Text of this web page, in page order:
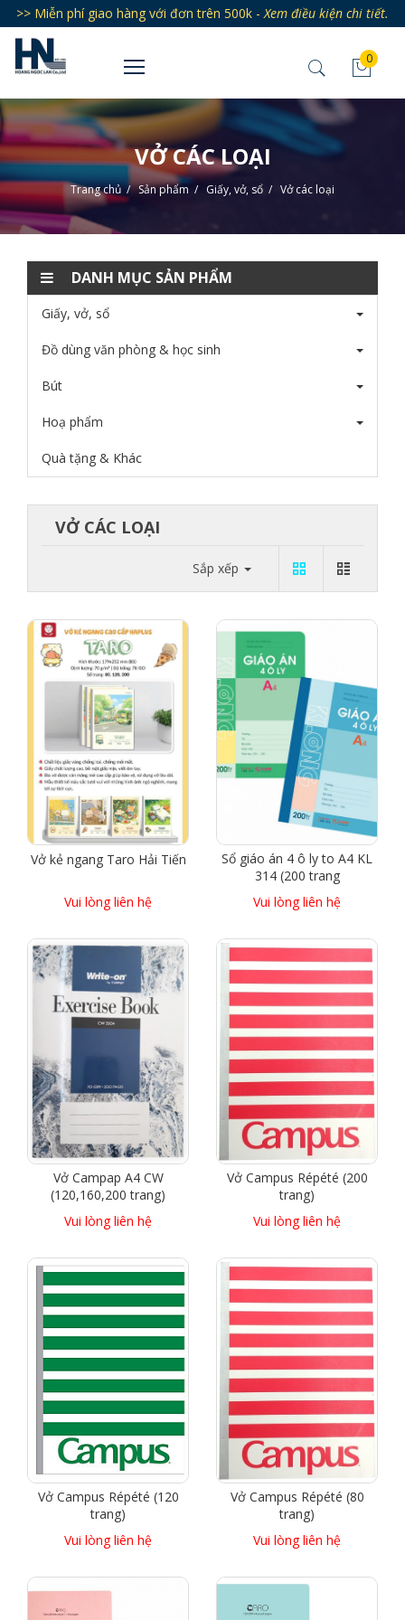
>> Miễn phí giao hàng với đơn trên 500k -Xem điều kiện chi tiết.
0
VỞ CÁC LOẠI
Trang chủ/Sản phẩm / Giấy, vở, sổ / Vở các loại
DANH MỤC SẢN PHẨM
Giấy, vở, sổ
Đồ dùng văn phòng & học sinh
Bút
Hoạ phẩm
Quà tặng & Khác
VỞ CÁC LOẠI
Sắp xếp
Vở kẻ ngang Taro Hải Tiến
Vui lòng liên hệ
Sổ giáo án 4 ô ly to A4 KL
314 (200 trang
Vui lòng liên hệ
Vở Campap A4 CW
(120,160,200 trang)
Vui lòng liên hệ
Vở Campus Répété (200
trang)
Vui lòng liên hệ
Vở Campus Répété (120
trang)
Vui lòng liên hệ
Vở Campus Répété (80
trang)
Vui lòng liên hệ